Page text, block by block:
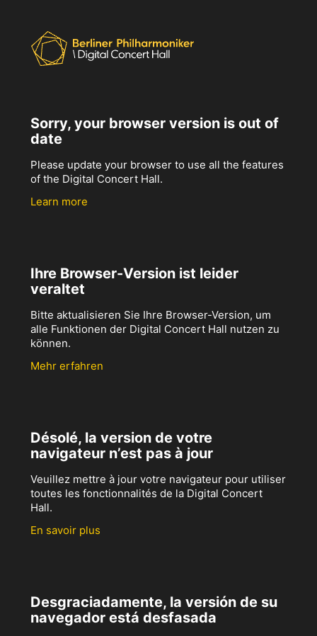
Sorry, your browser version is out of
date
Please update your browser to use all the features
of the Digital Concert Hall.
Learn more
Ihre Browser-Version ist leider
veraltet
Bitte aktualisieren Sie Ihre Browser-Version, um
alle Funktionen der Digital Concert Hall nutzen zu
können.
Mehr erfahren
Désolé, la version de votre
navigateur n’est pas à jour
Veuillez mettre à jour votre navigateur pour utiliser
toutes les fonctionnalités de la Digital Concert
Hall.
En savoir plus
Desgraciadamente, la versión de su
navegador está desfasada